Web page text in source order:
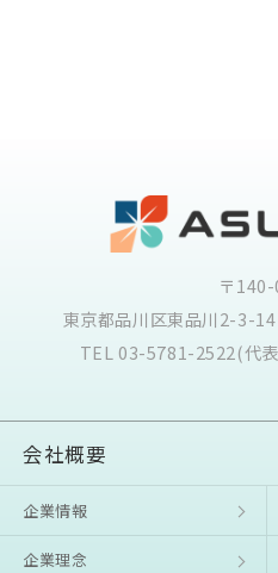
〒
東京都品川区東品川2-3-
TEL 03-5781-2522(代
会社概要
企業情報
企業理念